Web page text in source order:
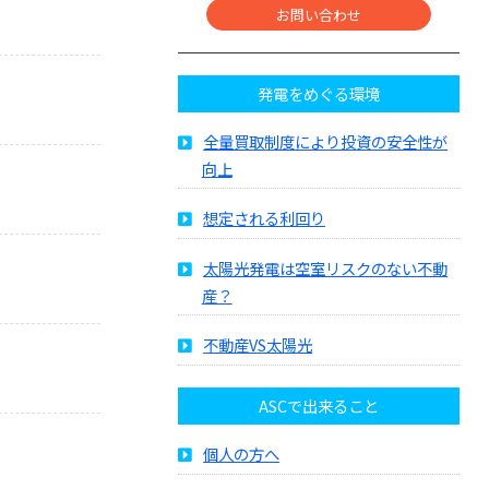
お問い合わせ
発電をめぐる環境
全量買取制度により投資の安全性が
向上
想定される利回り
太陽光発電は空室リスクのない不動
産？
不動産VS太陽光
ASCで出来ること
個人の方へ